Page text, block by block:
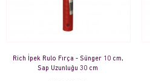
Rich İpek Rulo Fırça - Sünger 10 cm,
Sap Uzunluğu 30 cm